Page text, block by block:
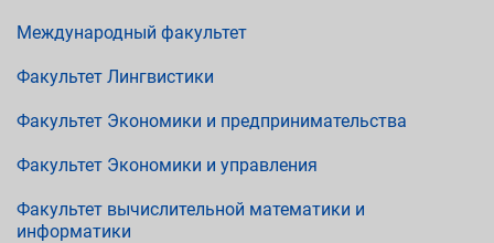
Международный факультет
Факультет Лингвистики
Факультет Экономики и предпринимательства
Факультет Экономики и управления
Факультет вычислительной математики и
информатики